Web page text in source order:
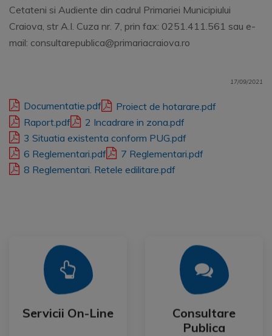
Cetateni si Audiente din cadrul Primariei Municipiului
Craiova, str A.I. Cuza nr. 7, prin fax: 0251.411.561 sau e-
mail: consultarepublica@primariacraiova.ro
17/09/2021
Documentatie.pdf
Proiect de hotarare.pdf
Raport.pdf
2 Incadrare in zona.pdf
3 Situatia existenta conform PUG.pdf
6 Reglementari.pdf
7 Reglementari.pdf
8 Reglementari. Retele edilitare.pdf
Servicii On-Line
Servicii On-Line
Mai Mult
Consultare
Publica
Consultare
Publica
Mai Mult